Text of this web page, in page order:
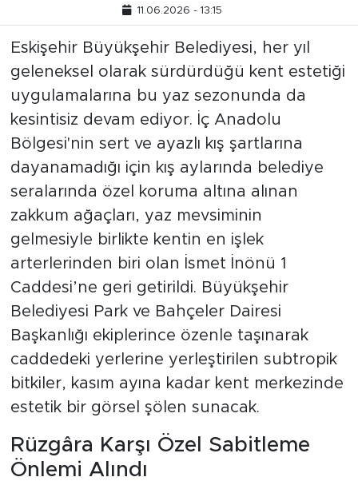
11.06.2026 - 13:15
Eskişehir Büyükşehir Belediyesi, her yıl
geleneksel olarak sürdürdüğü kent estetiği
uygulamalarına bu yaz sezonunda da
kesintisiz devam ediyor. İç Anadolu
Bölgesi'nin sert ve ayazlı kış şartlarına
dayanamadığı için kış aylarında belediye
seralarında özel koruma altına alınan
zakkum ağaçları, yaz mevsiminin
gelmesiyle birlikte kentin en işlek
arterlerinden biri olan İsmet İnönü 1
Caddesi’ne geri getirildi. Büyükşehir
Belediyesi Park ve Bahçeler Dairesi
Başkanlığı ekiplerince özenle taşınarak
caddedeki yerlerine yerleştirilen subtropik
bitkiler, kasım ayına kadar kent merkezinde
estetik bir görsel şölen sunacak.
Rüzgâra Karşı Özel Sabitleme
Önlemi Alındı